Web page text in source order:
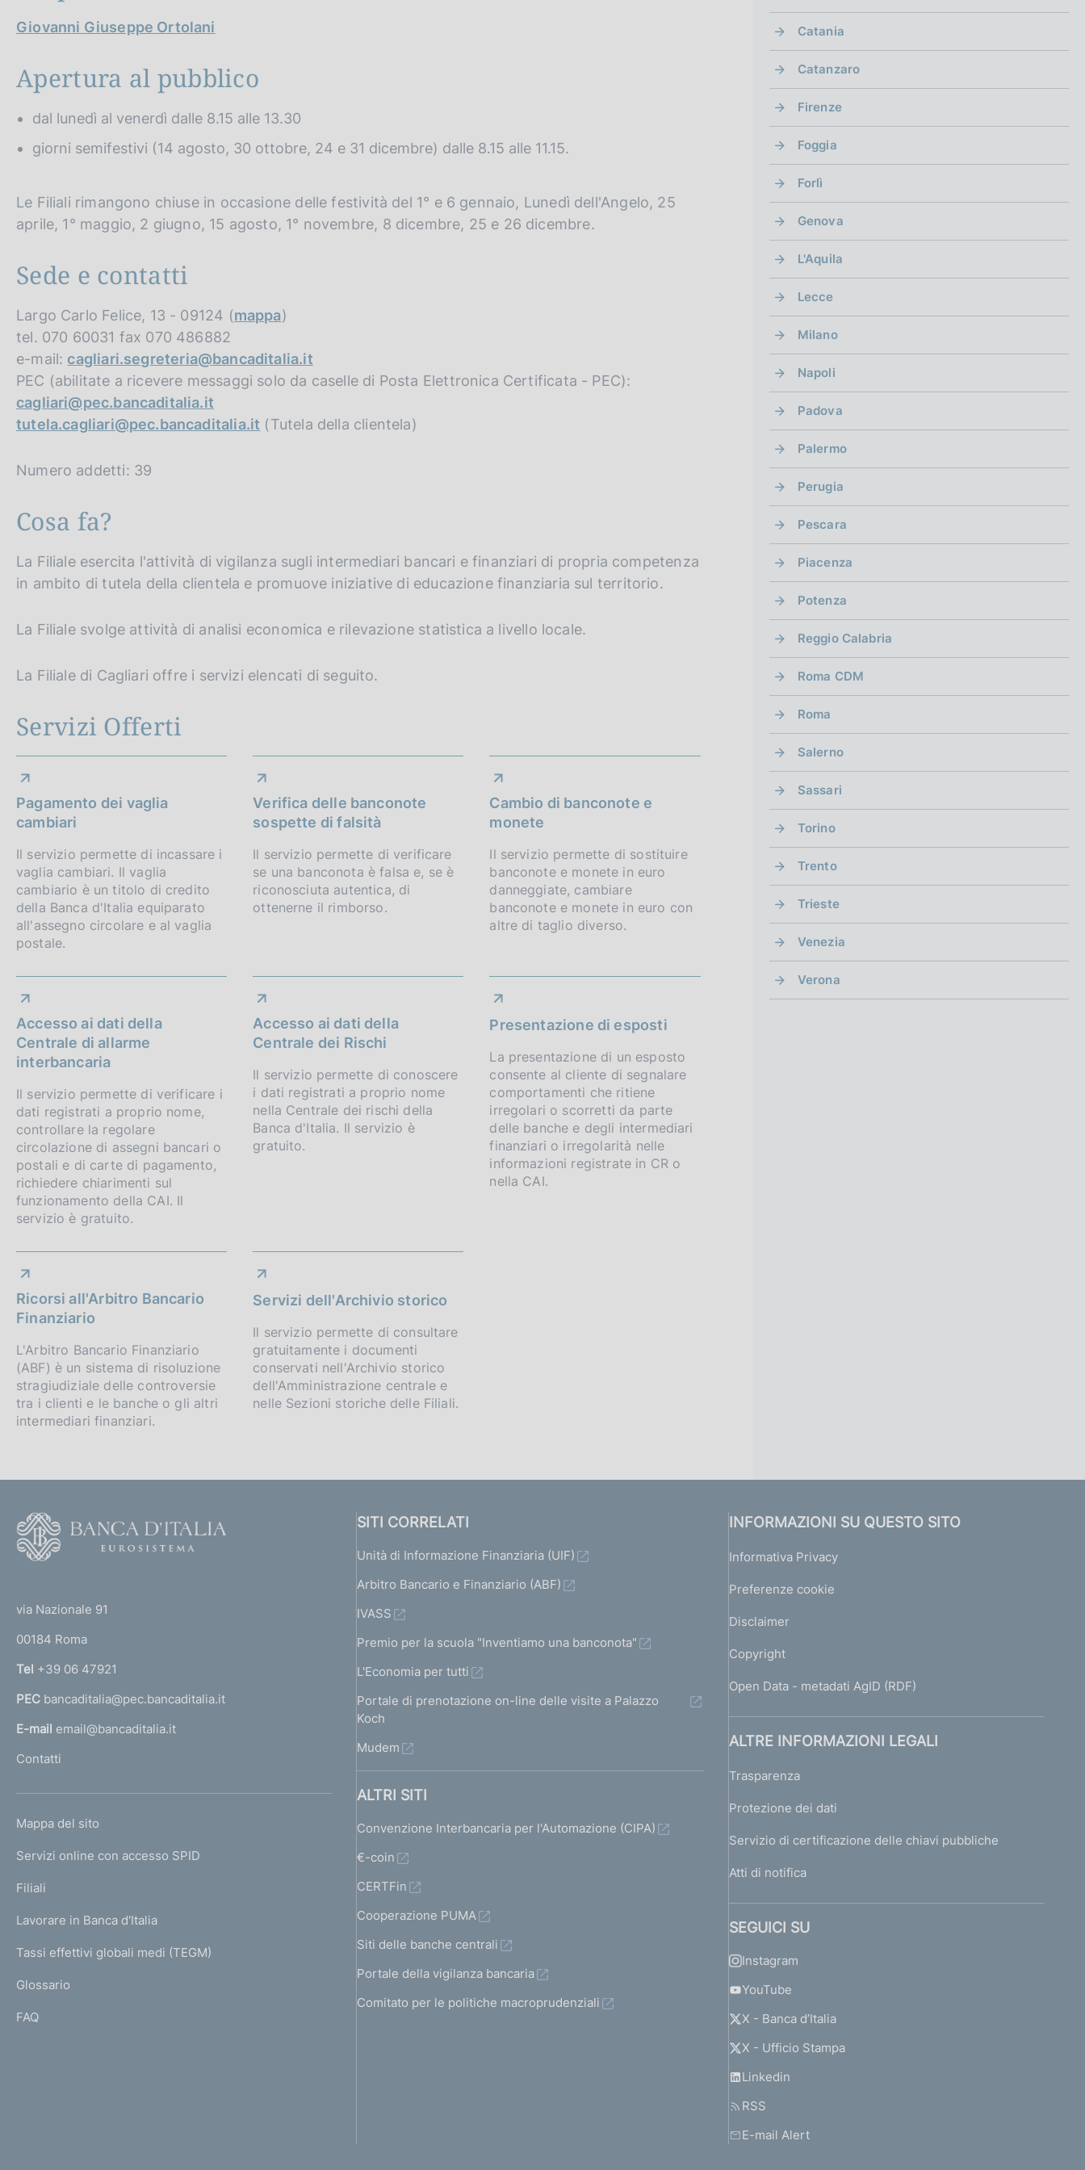
Giovanni Giuseppe Ortolani
Apertura al pubblico
dal lunedì al venerdì dalle 8.15 alle 13.30
giorni semifestivi (14 agosto, 30 ottobre, 24 e 31 dicembre) dalle 8.15 alle 11.15.
Le Filiali rimangono chiuse in occasione delle festività del 1° e 6 gennaio, Lunedì dell'Angelo, 25
aprile, 1° maggio, 2 giugno, 15 agosto, 1° novembre, 8 dicembre, 25 e 26 dicembre.
Sede e contatti
Largo Carlo Felice, 13 - 09124 (mappa)
tel. 070 60031 fax 070 486882
e-mail: cagliari.segreteria@bancaditalia.it
PEC (abilitate a ricevere messaggi solo da caselle di Posta Elettronica Certificata - PEC):
cagliari@pec.bancaditalia.it
tutela.cagliari@pec.bancaditalia.it (Tutela della clientela)
Numero addetti: 39
Cosa fa?
La Filiale esercita l'attività di vigilanza sugli intermediari bancari e finanziari di propria competenza
in ambito di tutela della clientela e promuove iniziative di educazione finanziaria sul territorio.
La Filiale svolge attività di analisi economica e rilevazione statistica a livello locale.
La Filiale di Cagliari offre i servizi elencati di seguito.
Servizi Offerti
Pagamento dei vaglia
cambiari
Il servizio permette di incassare i
vaglia cambiari. Il vaglia
cambiario è un titolo di credito
della Banca d'Italia equiparato
all'assegno circolare e al vaglia
postale.
Verifica delle banconote
sospette di falsità
Il servizio permette di verificare
se una banconota è falsa e, se è
riconosciuta autentica, di
ottenerne il rimborso.
Cambio di banconote e
monete
Il servizio permette di sostituire
banconote e monete in euro
danneggiate, cambiare
banconote e monete in euro con
altre di taglio diverso.
Accesso ai dati della
Centrale di allarme
interbancaria
Il servizio permette di verificare i
dati registrati a proprio nome,
controllare la regolare
circolazione di assegni bancari o
postali e di carte di pagamento,
richiedere chiarimenti sul
funzionamento della CAI. Il
servizio è gratuito.
Accesso ai dati della
Centrale dei Rischi
Il servizio permette di conoscere
i dati registrati a proprio nome
nella Centrale dei rischi della
Banca d'Italia. Il servizio è
gratuito.
Presentazione di esposti
La presentazione di un esposto
consente al cliente di segnalare
comportamenti che ritiene
irregolari o scorretti da parte
delle banche e degli intermediari
finanziari o irregolarità nelle
informazioni registrate in CR o
nella CAI.
Ricorsi all'Arbitro Bancario
Finanziario
L'Arbitro Bancario Finanziario
(ABF) è un sistema di risoluzione
stragiudiziale delle controversie
tra i clienti e le banche o gli altri
intermediari finanziari.
Servizi dell'Archivio storico
Il servizio permette di consultare
gratuitamente i documenti
conservati nell'Archivio storico
dell'Amministrazione centrale e
nelle Sezioni storiche delle Filiali.
Catania
Catanzaro
Firenze
Foggia
Forlì
Genova
L'Aquila
Lecce
Milano
Napoli
Padova
Palermo
Perugia
Pescara
Piacenza
Potenza
Reggio Calabria
Roma CDM
Roma
Salerno
Sassari
Torino
Trento
Trieste
Venezia
Verona
r
n
a
l
'
m
e
a
g
via Nazionale 91
00184 Roma
Tel +39 06 47921
PEC bancaditalia@pec.bancaditalia.it
E-mail email@bancaditalia.it
Contatti
L
N
K
T
I
I
Mappa del sito
Servizi online con accesso SPID
Filiali
Lavorare in Banca d'Italia
Tassi effettivi globali medi (TEGM)
Glossario
FAQ
SITI CORRELATI
Unità di Informazione Finanziaria (UIF)
Arbitro Bancario e Finanziario (ABF)
IVASS
Premio per la scuola "Inventiamo una banconota"
L'Economia per tutti
Portale di prenotazione on-line delle visite a Palazzo
Koch
Mudem
ALTRI SITI
Convenzione Interbancaria per l'Automazione (CIPA)
€-coin
CERTFin
Cooperazione PUMA
Siti delle banche centrali
Portale della vigilanza bancaria
Comitato per le politiche macroprudenziali
INFORMAZIONI SU QUESTO SITO
Informativa Privacy
Preferenze cookie
Disclaimer
Copyright
Open Data - metadati AgID (RDF)
ALTRE INFORMAZIONI LEGALI
Trasparenza
Protezione dei dati
Servizio di certificazione delle chiavi pubbliche
Atti di notifica
SEGUICI SU
Instagram
YouTube
X - Banca d’Italia
X - Ufficio Stampa
Linkedin
RSS
E-mail Alert